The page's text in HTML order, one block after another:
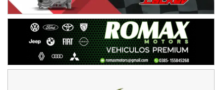
El Timbó (Tucumán)